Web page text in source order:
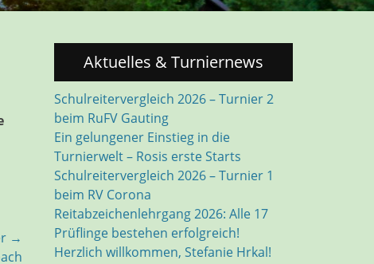
→
Aktuelles & Turniernews
Schulreitervergleich 2026 – Turnier 2
beim RuFV Gauting
Ein gelungener Einstieg in die
Turnierwelt – Rosis erste Starts
Schulreitervergleich 2026 – Turnier 1
beim RV Corona
Reitabzeichenlehrgang 2026: Alle 17
Prüflinge bestehen erfolgreich!
Herzlich willkommen, Stefanie Hrkal!